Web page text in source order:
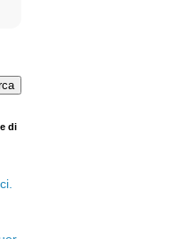
di